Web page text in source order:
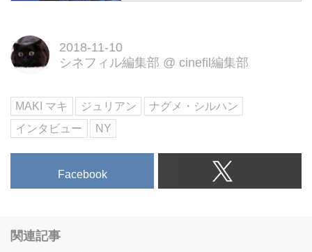
ーロスペースにて公開
2018-11-10
シネフィル編集部 @ cinefil編集部
MAKI マキ ジュリアン
ナグメ・シルハン
インタビュー
NY
Facebook
関連記事